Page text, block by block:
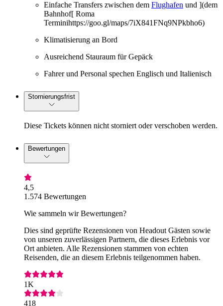
Einfache Transfers zwischen dem Flughafen und ](dem
Bahnhof[ Roma
Terminihttps://goo.gl/maps/7iX841FNq9NPkbho6)
Klimatisierung an Bord
Ausreichend Stauraum für Gepäck
Fahrer und Personal spechen Englisch und Italienisch
Stornierungsfrist
Diese Tickets können nicht storniert oder verschoben werden.
Bewertungen
4,5
1.574 Bewertungen
Wie sammeln wir Bewertungen?
Dies sind geprüfte Rezensionen von Headout Gästen sowie
von unseren zuverlässigen Partnern, die dieses Erlebnis vor
Ort anbieten. Alle Rezensionen stammen von echten
Reisenden, die an diesem Erlebnis teilgenommen haben.
1K
418